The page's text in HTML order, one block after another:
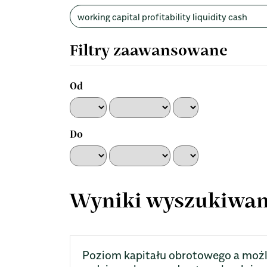
Wyszukaj
w
Filtry zaawansowane
Od
Do
Wyniki
Poziom kapitału obrotowego a